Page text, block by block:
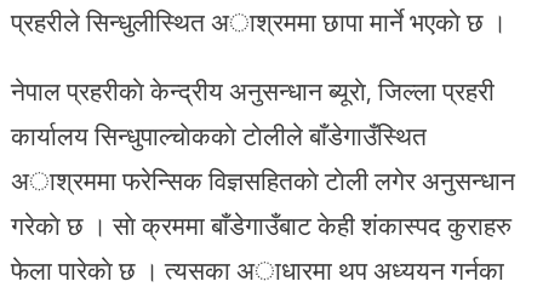
प्रहरीले सिन्धुलीस्थित अाश्रममा छापा मार्ने भएकाे छ ।
नेपाल प्रहरीकाे केन्द्रीय अनुसन्धान ब्यूराे, जिल्ला प्रहरी
कार्यालय सिन्धुपाल्चाेककाे टाेलीले बाँडेगाउँस्थित
अाश्रममा फरेन्सिक विज्ञसहितकाे टाेली लगेर अनुसन्धान
गरेकाे छ । साे क्रममा बाँडेगाउँबाट केही शंकास्पद कुराहरु
फेला पारेकाे छ । त्यसका अाधारमा थप अध्ययन गर्नका